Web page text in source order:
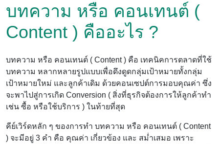
บทความ หรือ คอนเทนต์ (
Content ) คืออะไร ?
บทความ หรือ คอนเทนต์ ( Content ) คือ เทคนิคการตลาดที่ใช้
บทความ หลากหลายรูปแบบเพื่อดึงดูดกลุ่มเป้าหมายทั้งกลุ่ม
เป้าหมายใหม่ และลูกค้าเดิม ด้วยคอนเซปต์การมอบคุณค่า ซึ่ง
จะพาไปสู่การเกิด Conversion ( สิ่งที่ธุรกิจต้องการให้ลูกค้าทำ
เช่น ซื้อ หรือใช้บริการ ) ในท้ายที่สุด
คีย์เวิร์ดหลัก ๆ ของการทำ บทความ หรือ คอนเทนต์ ( Content
) จะมีอยู่ 3 คำ คือ คุณค่า เกี่ยวข้อง และ สม่ำเสมอ เพราะ